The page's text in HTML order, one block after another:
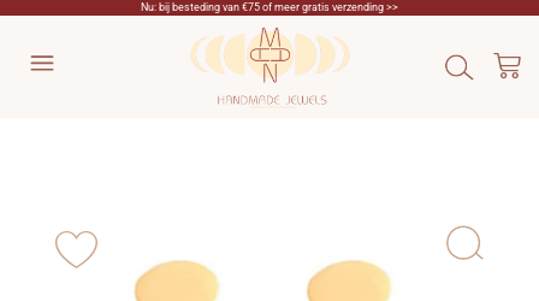
Nu: bij besteding van €75 of meer gratis verzending >>